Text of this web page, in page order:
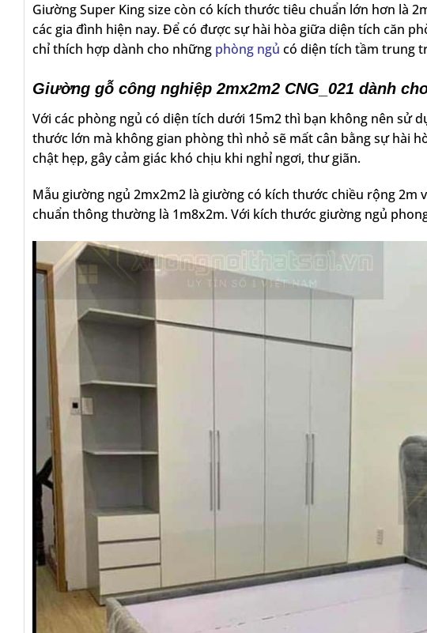
Giường Super King size còn có kích thước tiêu chuẩn lớn hơn là
các gia đình hiện nay. Để có được sự hài hòa giữa diện tích căn
chỉ thích hợp dành cho những phòng ngủ có diện tích tầm trung
Giường gỗ công nghiệp 2mx2m2 CNG_021 dành
Với các phòng ngủ có diện tích dưới 15m2 thì bạn không nên sử
thước lớn mà không gian phòng thì nhỏ sẽ mất cân bằng sự hài
chật hẹp, gây cảm giác khó chịu khi nghỉ ngơi, thư giãn.
Mẫu giường ngủ 2mx2m2 là giường có kích thước chiều rộng 2m
chuẩn thông thường là 1m8x2m. Với kích thước giường ngủ